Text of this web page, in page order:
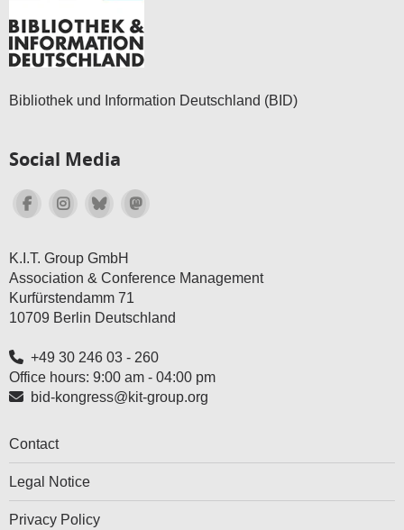
Bibliothek und Information Deutschland (BID)
Social Media
K.I.T. Group GmbH
Association & Conference Management
Kurfürstendamm 71
10709 Berlin Deutschland
+49 30 246 03 - 260
Office hours: 9:00 am - 04:00 pm
bid-kongress@kit-group.org
Contact
Legal Notice
Privacy Policy